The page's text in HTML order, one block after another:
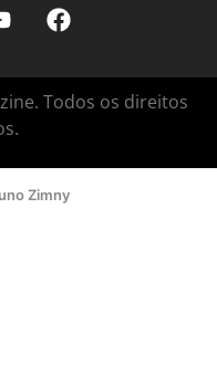
Todos os direitos
Zimny